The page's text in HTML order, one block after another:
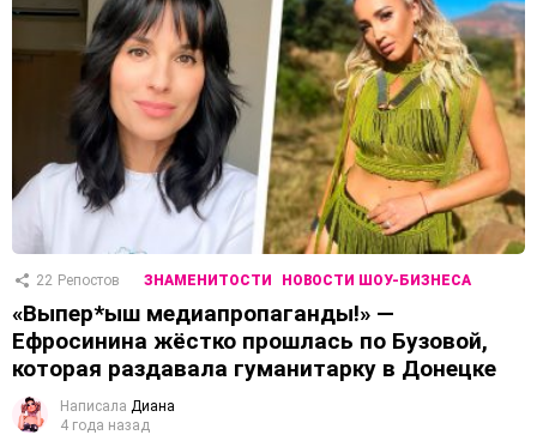
22 Репостов ЗНАМЕНИТОСТИ НОВОСТИ ШОУ-БИЗНЕСА
«Выпер*ыш медиапропаганды!» —
Ефросинина жёстко прошлась по Бузовой,
которая раздавала гуманитарку в Донецке
Написала Диана
4 года назад